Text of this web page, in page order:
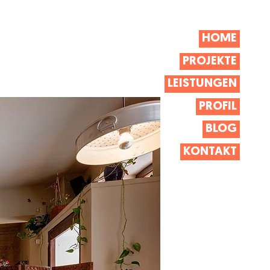
HOME
PROJEKTE
LEISTUNGEN
PROFIL
BLOG
KONTAKT